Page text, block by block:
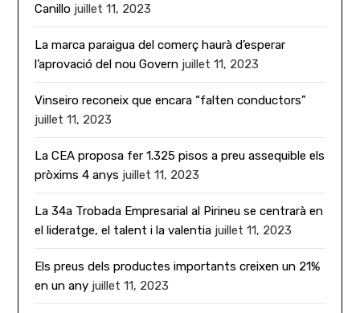
Canillo juillet 11, 2023
La marca paraigua del comerç haurà d’esperar
l’aprovació del nou Govern juillet 11, 2023
Vinseiro reconeix que encara “falten conductors”
juillet 11, 2023
La CEA proposa fer 1.325 pisos a preu assequible els
pròxims 4 anys juillet 11, 2023
La 34a Trobada Empresarial al Pirineu se centrarà en
el lideratge, el talent i la valentia juillet 11, 2023
Els preus dels productes importants creixen un 21%
en un any juillet 11, 2023